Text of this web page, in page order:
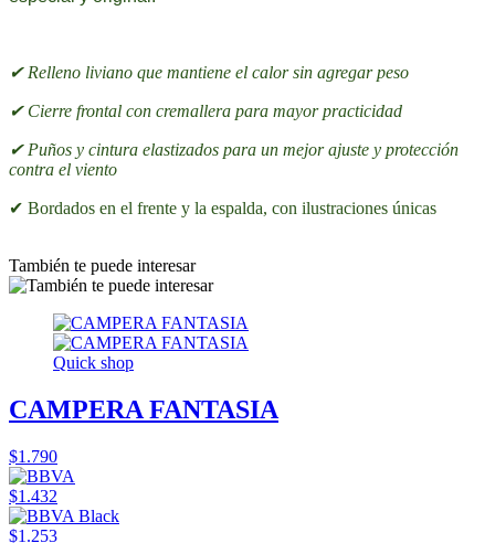
✔ Relleno liviano que mantiene el calor sin agregar peso
✔ Cierre frontal con cremallera para mayor practicidad
✔ Puños y cintura elastizados para un mejor ajuste y protección
contra el viento
✔ Bordados en el frente y la espalda, con ilustraciones únicas
También te puede interesar
Quick shop
CAMPERA FANTASIA
$1.790
$1.432
$1.253